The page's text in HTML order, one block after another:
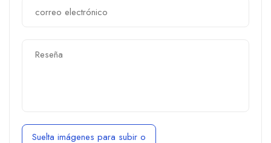
Suelta imágenes para subir o